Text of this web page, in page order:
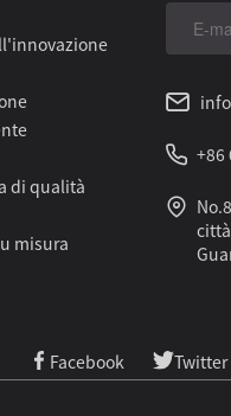
+86
di qualità
misura
Facebook Twitter